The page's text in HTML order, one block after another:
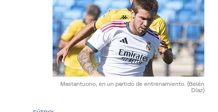
Mastantuono, en un partido de entrenamiento. (Belén
Díaz)